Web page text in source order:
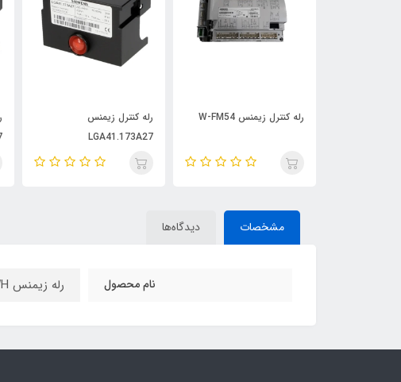
رله کنترل زیمنس
رله کنترل زیمنس
LGA52.171B27
مشخصات دیدگاه‌ها
نام محصول رله زیمنس AGM60.2A9WH